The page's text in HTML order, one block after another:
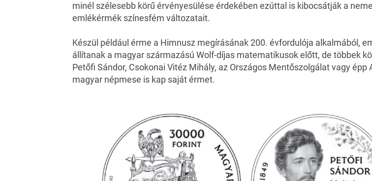
minél szélesebb körű érvényesülése érdekében ezúttal is kibocsátják a
emlékérmék színesfém változatait.
Készül például érme a Himnusz megírásának 200. évfordulója alkalmából,
állítanak a magyar származású Wolf-díjas matematikusok előtt, de többek
Petőfi Sándor, Csokonai Vitéz Mihály, az Országos Mentőszolgálat vagy épp
magyar népmese is kap saját érmet.